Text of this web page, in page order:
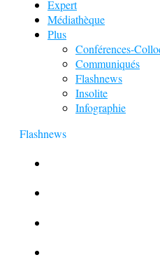
Expert
Médiathèque
Plus
Conférences-
Communiqués
Flashnews
Insolite
Infographie
Flashnews